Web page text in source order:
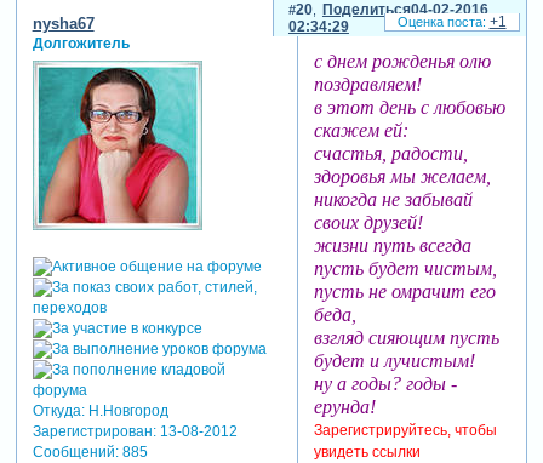
Поделиться
20
04-02-2016
02:34:29
nysha67
Долгожитель
Откуда:Н.Новгород
Зарегистрирован: 13-08-2012
Сообщений:885
с днем рожденья олю
поздравляем!
в этот день с любовью
скажем ей:
счастья, радости,
здоровья мы желаем,
никогда не забывай
своих друзей!
жизни путь всегда
пусть будет чистым,
пусть не омрачит его
беда,
взгляд сияющим пусть
будет и лучистым!
ну а годы? годы -
ерунда!
Зарегистрируйтесь, чтобы
увидеть ссылки
+1